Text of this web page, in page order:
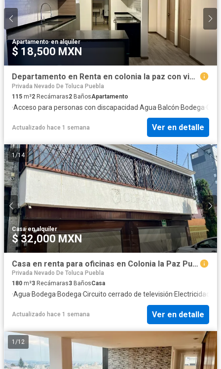
Apartamento·en alquiler
$ 18,500 MXN
Departamento en Renta en colonia la paz con vista a la ciudad
Privada Nevado De Toluca Puebla
115 m²2 Recámaras2 BañosApartamento
·Acceso para personas con discapacidad·Agua·Balcón·Bodega·
Actualizado hace 1 semana Ver en detalle
1/14
Casa·en alquiler
$ 32,000 MXN
Casa en renta para oficinas en Colonia la Paz Puebla
Privada Nevado De Toluca Puebla
180 m²3 Recámaras3 BañosCasa
·Agua·Bodega·Bodega·Circuito cerrado de televisión·Electricidad
Actualizado hace 1 semana Ver en detalle
1 /12